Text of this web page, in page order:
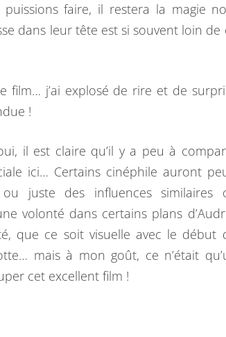
faire, il restera la magie
dans leur tête est si souvent loin de
film… j’ai explosé de rire et de
!
il est claire qu’il y a peu à
ici… Certains cinéphile auront
juste des influences similaires
volonté dans certains plans
que ce soit visuelle avec le début
mais à mon goût, ce n’était
cet excellent film !